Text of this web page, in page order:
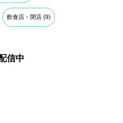
飲食店・閉店 (9)
信中